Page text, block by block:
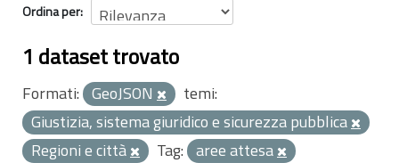
Ordina per
1 dataset trovato
Formati: GeoJSON
temi:
Giustizia, sistema giuridico e sicurezza pubblica
Regioni e città
Tag: aree attesa